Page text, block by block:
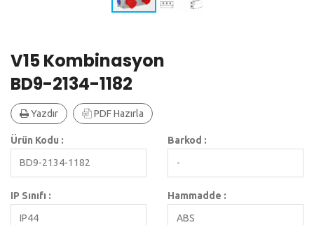
V15 Kombinasyon
BD9-2134-1182
Yazdır PDF Hazırla
Ürün Kodu :
BD9-2134-1182
Barkod :
-
IP Sınıfı :
IP44
Hammadde :
ABS